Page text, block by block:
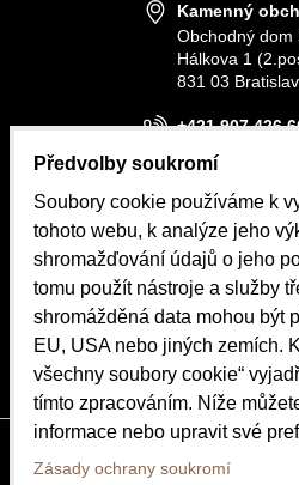
Kamenný
Obchodný dom
Hálkova 1
831 03
+421 907 426
info@belora.sk
Otevírací
Pondělí-Středa
Čtvrtek-Pátek
OBJEDNÁVKY
Stav objednávky
Předvolby soukromí
Soubory cookie používáme k
tohoto webu, k analýze jeho
shromažďování údajů o jeho
tomu použít nástroje a služby
shromážděná data mohou být
EU, USA nebo jiných zemích.
všechny soubory cookie“
tímto zpracováním. Níže
informace nebo upravit své
Zásady ochrany soukromí